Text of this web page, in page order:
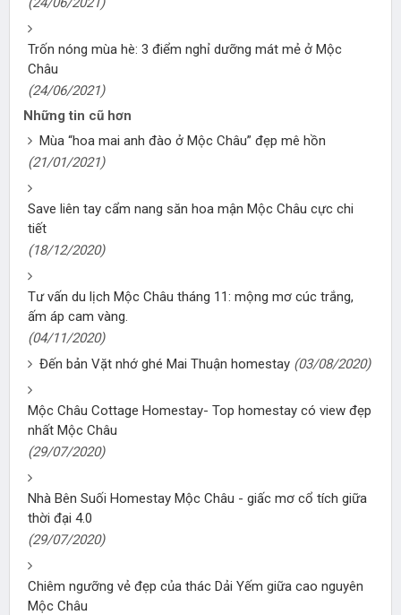
Trốn nóng mùa hè: 3 điểm nghỉ dưỡng mát mẻ ở Mộc
Châu
(24/06/2021)
Những tin cũ hơn
Mùa “hoa mai anh đào ở Mộc Châu” đẹp mê hồn
(21/01/2021)
Save liên tay cẩm nang săn hoa mận Mộc Châu cực chi
tiết
(18/12/2020)
Tư vấn du lịch Mộc Châu tháng 11: mộng mơ cúc trắng,
ấm áp cam vàng.
(04/11/2020)
Đến bản Vặt nhớ ghé Mai Thuận homestay (03/08/2020)
Mộc Châu Cottage Homestay- Top homestay có view đẹp
nhất Mộc Châu
(29/07/2020)
Nhà Bên Suối Homestay Mộc Châu - giấc mơ cổ tích giữa
thời đại 4.0
(29/07/2020)
Chiêm ngưỡng vẻ đẹp của thác Dải Yếm giữa cao nguyên
Mộc Châu